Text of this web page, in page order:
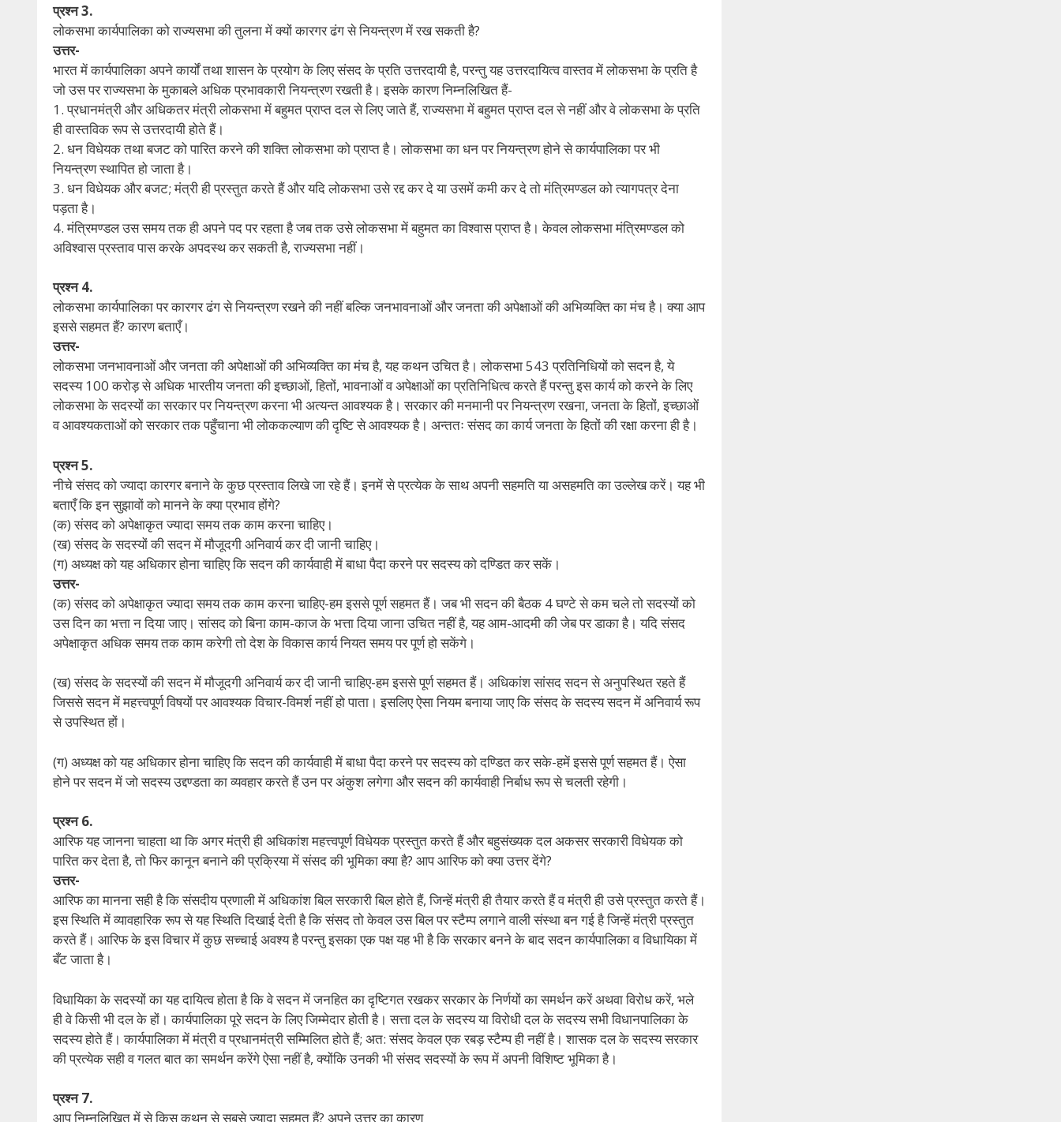
प्रश्न 3.
लोकसभा कार्यपालिका को राज्यसभा की तुलना में क्यों कारगर ढंग से नियन्त्रण में रख सकती है?
उत्तर-
भारत में कार्यपालिका अपने कार्यों तथा शासन के प्रयोग के लिए संसद के प्रति उत्तरदायी है, परन्तु यह उत्तरदायित्व वास्तव में लोकसभा के प्रति है
जो उस पर राज्यसभा के मुकाबले अधिक प्रभावकारी नियन्त्रण रखती है। इसके कारण निम्नलिखित हैं-
1. प्रधानमंत्री और अधिकतर मंत्री लोकसभा में बहुमत प्राप्त दल से लिए जाते हैं, राज्यसभा में बहुमत प्राप्त दल से नहीं और वे लोकसभा के प्रति
ही वास्तविक रूप से उत्तरदायी होते हैं।
2. धन विधेयक तथा बजट को पारित करने की शक्ति लोकसभा को प्राप्त है। लोकसभा का धन पर नियन्त्रण होने से कार्यपालिका पर भी
नियन्त्रण स्थापित हो जाता है।
3. धन विधेयक और बजट; मंत्री ही प्रस्तुत करते हैं और यदि लोकसभा उसे रद्द कर दे या उसमें कमी कर दे तो मंत्रिमण्डल को त्यागपत्र देना
पड़ता है।
4. मंत्रिमण्डल उस समय तक ही अपने पद पर रहता है जब तक उसे लोकसभा में बहुमत का विश्वास प्राप्त है। केवल लोकसभा मंत्रिमण्डल को
अविश्वास प्रस्ताव पास करके अपदस्थ कर सकती है, राज्यसभा नहीं।
प्रश्न 4.
लोकसभा कार्यपालिका पर कारगर ढंग से नियन्त्रण रखने की नहीं बल्कि जनभावनाओं और जनता की अपेक्षाओं की अभिव्यक्ति का मंच है। क्या आप
इससे सहमत हैं? कारण बताएँ।
उत्तर-
लोकसभा जनभावनाओं और जनता की अपेक्षाओं की अभिव्यक्ति का मंच है, यह कथन उचित है। लोकसभा 543 प्रतिनिधियों को सदन है, ये
सदस्य 100 करोड़ से अधिक भारतीय जनता की इच्छाओं, हितों, भावनाओं व अपेक्षाओं का प्रतिनिधित्व करते हैं परन्तु इस कार्य को करने के लिए
लोकसभा के सदस्यों का सरकार पर नियन्त्रण करना भी अत्यन्त आवश्यक है। सरकार की मनमानी पर नियन्त्रण रखना, जनता के हितों, इच्छाओं
व आवश्यकताओं को सरकार तक पहुँचाना भी लोककल्याण की दृष्टि से आवश्यक है। अन्ततः संसद का कार्य जनता के हितों की रक्षा करना ही है।
प्रश्न 5.
नीचे संसद को ज्यादा कारगर बनाने के कुछ प्रस्ताव लिखे जा रहे हैं। इनमें से प्रत्येक के साथ अपनी सहमति या असहमति का उल्लेख करें। यह भी
बताएँ कि इन सुझावों को मानने के क्या प्रभाव होंगे?
(क) संसद को अपेक्षाकृत ज्यादा समय तक काम करना चाहिए।
(ख) संसद के सदस्यों की सदन में मौजूदगी अनिवार्य कर दी जानी चाहिए।
(ग) अध्यक्ष को यह अधिकार होना चाहिए कि सदन की कार्यवाही में बाधा पैदा करने पर सदस्य को दण्डित कर सकें।
उत्तर-
(क) संसद को अपेक्षाकृत ज्यादा समय तक काम करना चाहिए-हम इससे पूर्ण सहमत हैं। जब भी सदन की बैठक 4 घण्टे से कम चले तो सदस्यों को
उस दिन का भत्ता न दिया जाए। सांसद को बिना काम-काज के भत्ता दिया जाना उचित नहीं है, यह आम-आदमी की जेब पर डाका है। यदि संसद
अपेक्षाकृत अधिक समय तक काम करेगी तो देश के विकास कार्य नियत समय पर पूर्ण हो सकेंगे।
(ख) संसद के सदस्यों की सदन में मौजूदगी अनिवार्य कर दी जानी चाहिए-हम इससे पूर्ण सहमत हैं। अधिकांश सांसद सदन से अनुपस्थित रहते हैं
जिससे सदन में महत्त्वपूर्ण विषयों पर आवश्यक विचार-विमर्श नहीं हो पाता। इसलिए ऐसा नियम बनाया जाए कि संसद के सदस्य सदन में अनिवार्य रूप
से उपस्थित हों।
(ग) अध्यक्ष को यह अधिकार होना चाहिए कि सदन की कार्यवाही में बाधा पैदा करने पर सदस्य को दण्डित कर सके-हमें इससे पूर्ण सहमत हैं। ऐसा
होने पर सदन में जो सदस्य उद्दण्डता का व्यवहार करते हैं उन पर अंकुश लगेगा और सदन की कार्यवाही निर्बाध रूप से चलती रहेगी।
प्रश्न 6.
आरिफ यह जानना चाहता था कि अगर मंत्री ही अधिकांश महत्त्वपूर्ण विधेयक प्रस्तुत करते हैं और बहुसंख्यक दल अकसर सरकारी विधेयक को
पारित कर देता है, तो फिर कानून बनाने की प्रक्रिया में संसद की भूमिका क्या है? आप आरिफ को क्या उत्तर देंगे?
उत्तर-
आरिफ का मानना सही है कि संसदीय प्रणाली में अधिकांश बिल सरकारी बिल होते हैं, जिन्हें मंत्री ही तैयार करते हैं व मंत्री ही उसे प्रस्तुत करते हैं।
इस स्थिति में व्यावहारिक रूप से यह स्थिति दिखाई देती है कि संसद तो केवल उस बिल पर स्टैम्प लगाने वाली संस्था बन गई है जिन्हें मंत्री प्रस्तुत
करते हैं। आरिफ के इस विचार में कुछ सच्चाई अवश्य है परन्तु इसका एक पक्ष यह भी है कि सरकार बनने के बाद सदन कार्यपालिका व विधायिका में
बँट जाता है।
विधायिका के सदस्यों का यह दायित्व होता है कि वे सदन में जनहित का दृष्टिगत रखकर सरकार के निर्णयों का समर्थन करें अथवा विरोध करें, भले
ही वे किसी भी दल के हों। कार्यपालिका पूरे सदन के लिए जिम्मेदार होती है। सत्ता दल के सदस्य या विरोधी दल के सदस्य सभी विधानपालिका के
सदस्य होते हैं। कार्यपालिका में मंत्री व प्रधानमंत्री सम्मिलित होते हैं; अत: संसद केवल एक रबड़ स्टैम्प ही नहीं है। शासक दल के सदस्य सरकार
की प्रत्येक सही व गलत बात का समर्थन करेंगे ऐसा नहीं है, क्योंकि उनकी भी संसद सदस्यों के रूप में अपनी विशिष्ट भूमिका है।
प्रश्न 7.
आप निम्नलिखित में से किस कथन से सबसे ज्यादा सहमत हैं? अपने उत्तर का कारण